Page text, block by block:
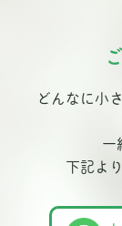
どんなに小
一
下記よ